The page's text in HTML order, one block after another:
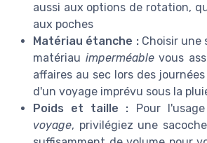
aussi aux options de rotation,
aux poches
Matériau étanche :Choisir une
matériau imperméablevous
affaires au sec lors des
d'un voyage imprévu sous la
Poids et taille : Pour
voyage, privilégiez une